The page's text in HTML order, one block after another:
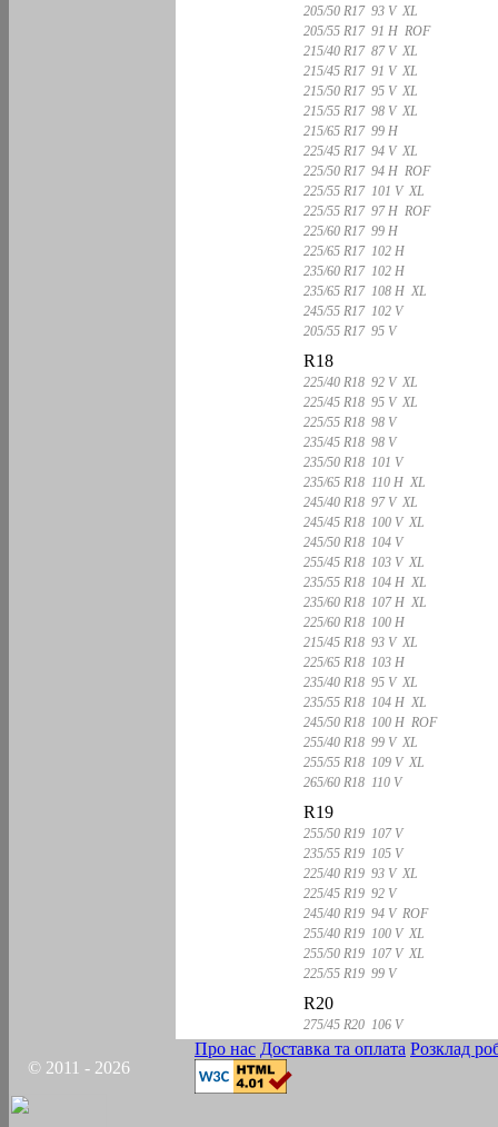
205/50 R17 93 V XL
205/55 R17 91 H ROF
215/40 R17 87 V XL
215/45 R17 91 V XL
215/50 R17 95 V XL
215/55 R17 98 V XL
215/65 R17 99 H
225/45 R17 94 V XL
225/50 R17 94 H ROF
225/55 R17 101 V XL
225/55 R17 97 H ROF
225/60 R17 99 H
225/65 R17 102 H
235/60 R17 102 H
235/65 R17 108 H XL
245/55 R17 102 V
205/55 R17 95 V
R18
225/40 R18 92 V XL
225/45 R18 95 V XL
225/55 R18 98 V
235/45 R18 98 V
235/50 R18 101 V
235/65 R18 110 H XL
245/40 R18 97 V XL
245/45 R18 100 V XL
245/50 R18 104 V
255/45 R18 103 V XL
235/55 R18 104 H XL
235/60 R18 107 H XL
225/60 R18 100 H
215/45 R18 93 V XL
225/65 R18 103 H
235/40 R18 95 V XL
235/55 R18 104 H XL
245/50 R18 100 H ROF
255/40 R18 99 V XL
255/55 R18 109 V XL
265/60 R18 110 V
R19
255/50 R19 107 V
235/55 R19 105 V
225/40 R19 93 V XL
225/45 R19 92 V
245/40 R19 94 V ROF
255/40 R19 100 V XL
255/50 R19 107 V XL
225/55 R19 99 V
R20
275/45 R20 106 V
© 2011 - 2026
Про нас Доставка та оплата Розклад